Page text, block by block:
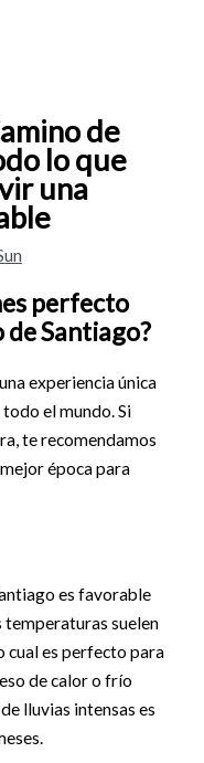
de
lo que
una
perfecto
Santiago?
experiencia única
el mundo. Si
te recomendamos
época para
es favorable
temperaturas suelen
cual es perfecto para
de calor o frío
lluvias intensas es